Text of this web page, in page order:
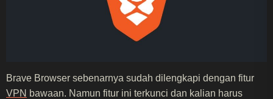
Brave Browser sebenarnya sudah dilengkapi dengan fitur
VPN bawaan. Namun fitur ini terkunci dan kalian harus